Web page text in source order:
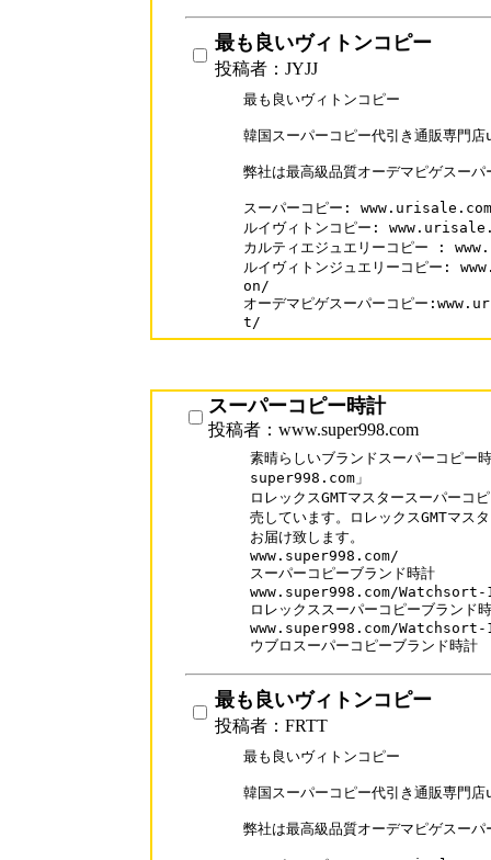
最も良いヴィトンコピー
投稿者：JYJJ
最も良いヴィトンコピー
韓国スーパーコピー代引き通販専門
弊社は最高級品質オーデマピゲスー
スーパーコピー: www.urisale.com
ルイヴィトンコピー:
カルティエジュエリーコピー :
ルイヴィトンジュエリーコピー
on/
オーデマピゲスーパーコピー
t/
スーパーコピー時計
投稿者：www.super998.com
素晴らしいブランドスーパーコピー
super998.com」
ロレックスGMTマスタースーパーコ
売しています。ロレックスGMTマス
お届け致します。
www.super998.com/
スーパーコピーブランド時計
www.super998.com/
ロレックススーパーコピーブランド
www.super998.com/
ウブロスーパーコピーブランド時計
最も良いヴィトンコピー
投稿者：FRTT
最も良いヴィトンコピー
韓国スーパーコピー代引き通販専門
弊社は最高級品質オーデマピゲスー